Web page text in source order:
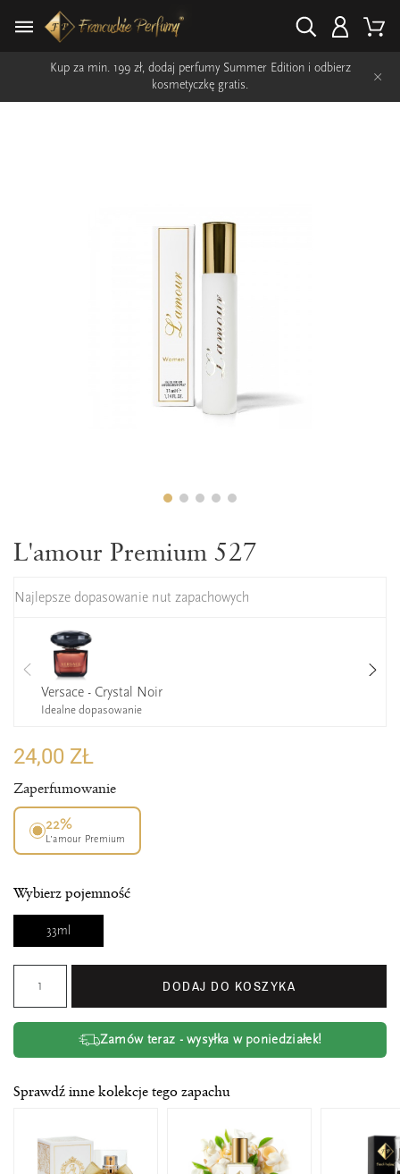
Kup za min. 199 zł, dodaj perfumy Summer Edition i odbierz
kosmetyczkę gratis.
×
L'amour Premium 527
Najlepsze dopasowanie nut zapachowych
Versace - Crystal Noir
Idealne dopasowanie
24,00 ZŁ
Zaperfumowanie
22%
L’amour Premium
Wybierz pojemność
33ml
DODAJ DO KOSZYKA
Zamów teraz - wysyłka w poniedziałek!
Sprawdź inne kolekcje tego zapachu